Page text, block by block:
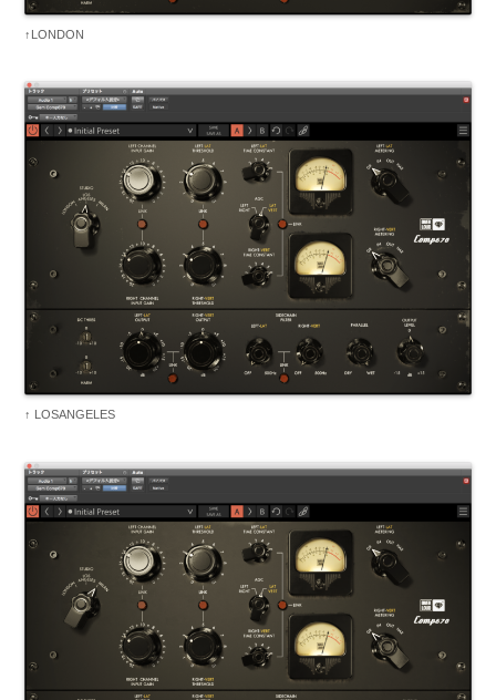
↑LONDON
↑ LOSANGELES